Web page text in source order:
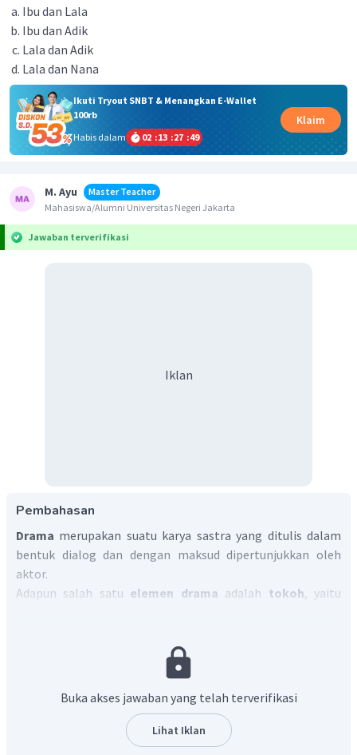
Ibu dan Lala
Ibu dan Adik
Lala dan Adik
Lala dan Nana
Ikuti Tryout SNBT & Menangkan E-Wallet
100rb
Habis dalam
02 :13 :27 :49
Klaim
M. Ayu
Master Teacher
Mahasiswa/Alumni Universitas Negeri Jakarta
Jawaban terverifikasi
Iklan
Pembahasan
Drama merupakan suatu karya sastra yang ditulis dalam
bentuk dialog dan dengan maksud dipertunjukkan oleh
aktor.
Adapun salah satu elemen drama adalah tokoh , yaitu
dapat disebut tokoh utama karena tokoh sering muncul
dan memiliki karakter baik/jahat.
tersebut adalahIbu dan Lalakarena Ibu dan Lala tokoh
yang banyak berdialog pada dialog di atas.
Dengan demikian, jawaban yang tepat adalah A.
Buka akses jawaban yang telah terverifikasi
Lihat Iklan